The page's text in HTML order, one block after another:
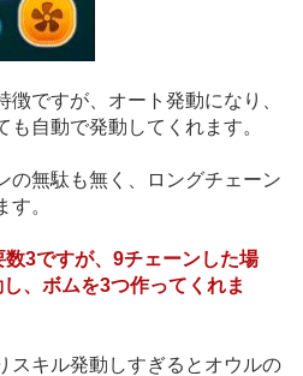
ですが、オート発動になり、
自動で発動してくれます。
の無駄も無く、ロングチェーン
。
3ですが、9チェーンした場
、ボムを3つ作ってくれま
スキル発動しすぎるとオウルの